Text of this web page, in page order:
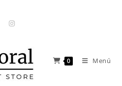
0 Menú